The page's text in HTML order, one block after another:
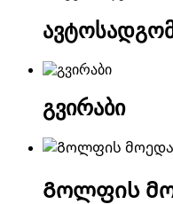
გვირაბი
Გოლფის